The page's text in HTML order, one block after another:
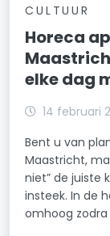
CULTUUR
Horeca
elke dag
14 februari
Bent u van
Maastricht,
niet” de juiste
insteek. In de
omhoog